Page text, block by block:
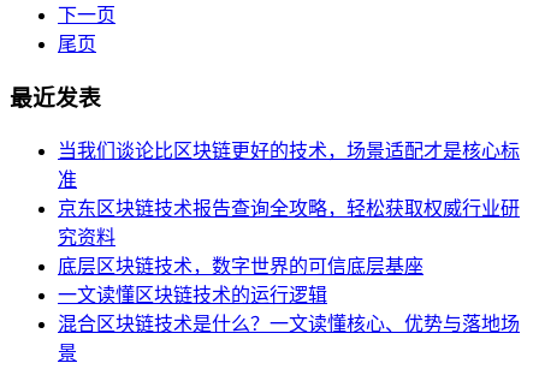
下一页
尾页
最近发表
当我们谈论比区块链更好的技术，场景适配才是核心标
准
京东区块链技术报告查询全攻略，轻松获取权威行业研
究资料
底层区块链技术，数字世界的可信底层基座
一文读懂区块链技术的运行逻辑
混合区块链技术是什么？一文读懂核心、优势与落地场
景